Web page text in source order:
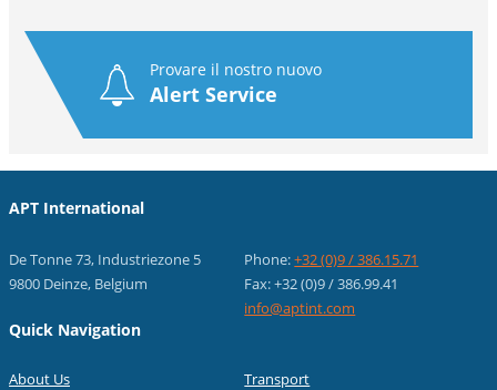
Provare il nostro nuovo
Alert Service
APT International
De Tonne 73, Industriezone 5
9800 Deinze, Belgium
Phone:+32 (0)9 / 386.15.71
Fax: +32 (0)9 / 386.99.41
info@aptint.com
Quick Navigation
About Us
Transport